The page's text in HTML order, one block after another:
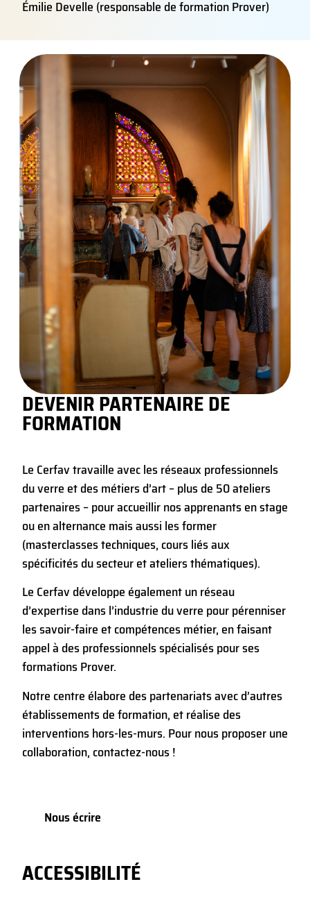
Émilie Develle (responsable de formation Prover)
DEVENIR PARTENAIRE DE
FORMATION
Le Cerfav travaille avec les réseaux professionnels
du verre et des métiers d’art – plus de 50 ateliers
partenaires – pour accueillir nos apprenants en stage
ou en alternance mais aussi les former
(masterclasses techniques, cours liés aux
spécificités du secteur et ateliers thématiques).
Le Cerfav développe également un réseau
d’expertise dans l’industrie du verre pour pérenniser
les savoir-faire et compétences métier, en faisant
appel à des professionnels spécialisés pour ses
formations Prover.
Notre centre élabore des partenariats avec d’autres
établissements de formation, et réalise des
interventions hors-les-murs. Pour nous proposer une
collaboration, contactez-nous !
Nous écrire
ACCESSIBILITÉ